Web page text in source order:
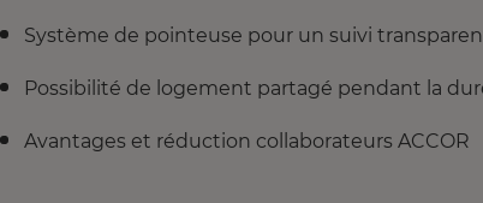
Système de pointeuse pour un suivi
Possibilité de logement partagé pendant la
Avantages et réduction collaborateurs ACCOR